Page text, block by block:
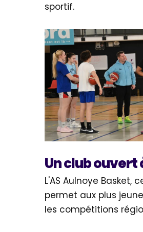
sportif.
Un club ouvert
L'AS Aulnoye
permet aux plus
les compétitions